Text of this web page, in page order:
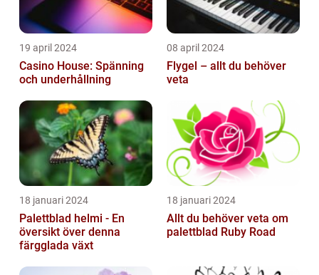
19 april 2024
Casino House: Spänning
och underhållning
08 april 2024
Flygel – allt du behöver
veta
18 januari 2024
Palettblad helmi - En
översikt över denna
färgglada växt
18 januari 2024
Allt du behöver veta om
palettblad Ruby Road